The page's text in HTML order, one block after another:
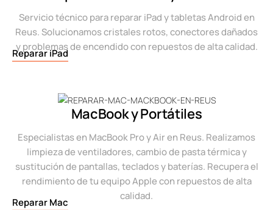
Servicio técnico para reparar iPad y tabletas Android en
Reus. Solucionamos cristales rotos, conectores dañados
y problemas de encendido con repuestos de alta calidad.
Reparar iPad
MacBook y Portátiles
Especialistas en MacBook Pro y Air en Reus. Realizamos
limpieza de ventiladores, cambio de pasta térmica y
sustitución de pantallas, teclados y baterías. Recupera el
rendimiento de tu equipo Apple con repuestos de alta
calidad.
Reparar Mac